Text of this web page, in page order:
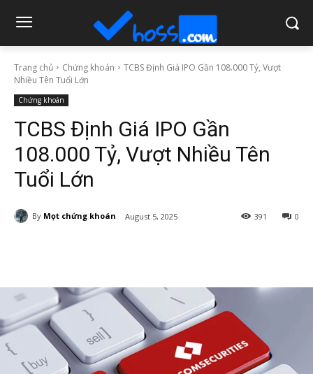
Trang chủ Chứng khoán
TCBS Định Giá IPO Gần 108.000 Tỷ, Vượt
Nhiều Tên Tuổi Lớn
Chứng khoán
TCBS Định Giá IPO Gần
108.000 Tỷ, Vượt Nhiều Tên
Tuổi Lớn
By Mọt chứng khoán August 5, 2025 0
391